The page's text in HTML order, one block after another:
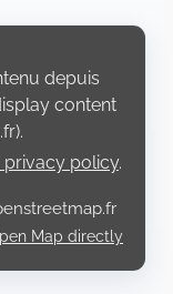
depuis
content
privacy policy.
Map directly